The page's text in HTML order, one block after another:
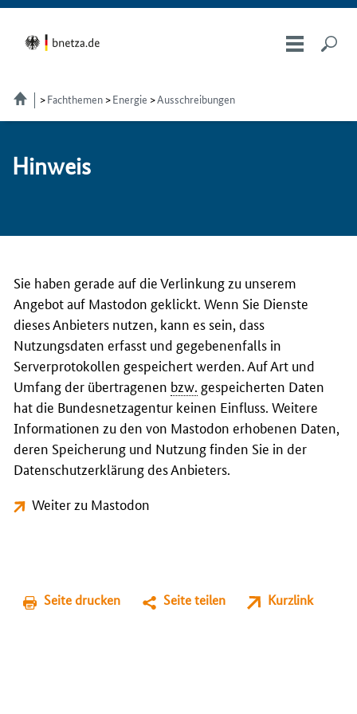
Fachthemen Energie Ausschreibungen
Hin­weis
Sie haben gerade auf die Verlinkung zu unserem
Angebot auf Mastodon geklickt. Wenn Sie Dienste
dieses Anbieters nutzen, kann es sein, dass
Nutzungsdaten erfasst und gegebenenfalls in
Serverprotokollen gespeichert werden. Auf Art und
Umfang der übertragenen bzw. gespeicherten Daten
hat die Bundesnetzagentur keinen Einfluss. Weitere
Informationen zu den von Mastodon erhobenen Daten,
deren Speicherung und Nutzung finden Sie in der
Datenschutzerklärung des Anbieters.
Weiter zu Mastodon
Seite drucken Seite teilen Kurzlink